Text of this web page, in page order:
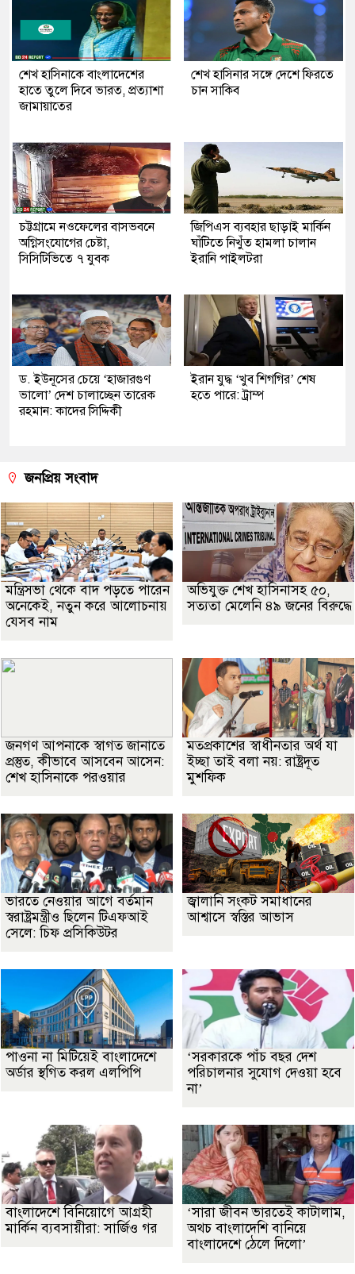
শেখ হাসিনাকে বাংলাদেশের
হাতে তুলে দিবে ভারত, প্রত্যাশা
জামায়াতের
শেখ হাসিনার সঙ্গে দেশে ফিরতে
চান সাকিব
চট্টগ্রামে নওফেলের বাসভবনে
অগ্নিসংযোগের চেষ্টা,
সিসিটিভিতে ৭ যুবক
জিপিএস ব্যবহার ছাড়াই মার্কিন
ঘাঁটিতে নিখুঁত হামলা চালান
ইরানি পাইলটরা
ড. ইউনূসের চেয়ে ‘হাজারগুণ
ভালো’ দেশ চালাচ্ছেন তারেক
রহমান: কাদের সিদ্দিকী
ইরান যুদ্ধ ‘খুব শিগগির’ শেষ
হতে পারে: ট্রাম্প
জনপ্রিয় সংবাদ
মন্ত্রিসভা থেকে বাদ পড়তে পারেন
অনেকেই, নতুন করে আলোচনায়
যেসব নাম
অভিযুক্ত শেখ হাসিনাসহ ৫০,
সত্যতা মেলেনি ৪৯ জনের বিরুদ্ধে
জনগণ আপনাকে স্বাগত জানাতে
প্রস্তুত, কীভাবে আসবেন আসেন:
শেখ হাসিনাকে পরওয়ার
মতপ্রকাশের স্বাধীনতার অর্থ যা
ইচ্ছা তাই বলা নয়: রাষ্ট্রদূত
মুশফিক
ভারতে নেওয়ার আগে বর্তমান
স্বরাষ্ট্রমন্ত্রীও ছিলেন টিএফআই
সেলে: চিফ প্রসিকিউটর
জ্বালানি সংকট সমাধানের
আশ্বাসে স্বস্তির আভাস
পাওনা না মিটিয়েই বাংলাদেশে
অর্ডার স্থগিত করল এলপিপি
‘সরকারকে পাঁচ বছর দেশ
পরিচালনার সুযোগ দেওয়া হবে
না’
বাংলাদেশে বিনিয়োগে আগ্রহী
মার্কিন ব্যবসায়ীরা: সার্জিও গর
‘সারা জীবন ভারতেই কাটালাম,
অথচ বাংলাদেশি বানিয়ে
বাংলাদেশে ঠেলে দিলো’